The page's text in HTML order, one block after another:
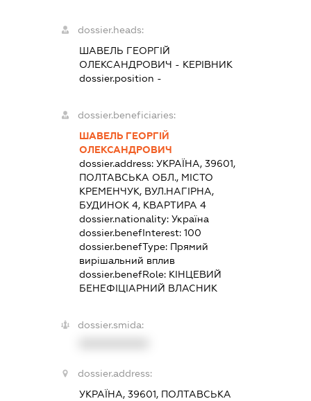
dossier.heads:
ШАВЕЛЬ ГЕОРГІЙ
ОЛЕКСАНДРОВИЧ - КЕРІВНИК
dossier.position -
dossier.beneficiaries:
ШАВЕЛЬ ГЕОРГІЙ
ОЛЕКСАНДРОВИЧ
dossier.address: УКРАЇНА, 39601,
ПОЛТАВСЬКА ОБЛ., МІСТО
КРЕМЕНЧУК, ВУЛ.НАГІРНА,
БУДИНОК 4, КВАРТИРА 4
dossier.nationality: Україна
dossier.benefInterest: 100
dossier.benefType: Прямий
вирішальний вплив
dossier.benefRole: КІНЦЕВИЙ
БЕНЕФІЦІАРНИЙ ВЛАСНИК
dossier.smida:
dossier.address:
УКРАЇНА, 39601, ПОЛТАВСЬКА